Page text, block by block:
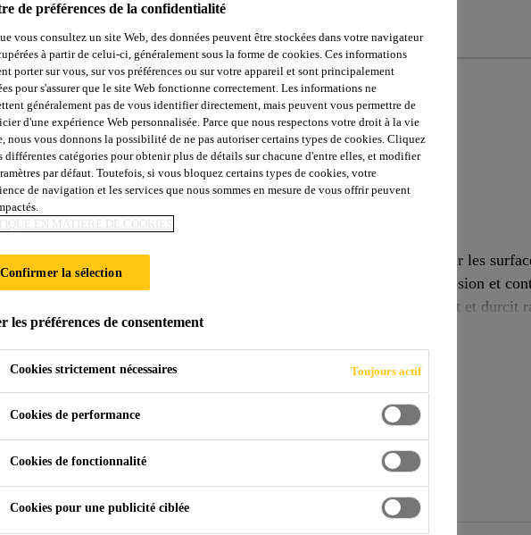
et l'extérieur des véhicules utilitaires
bicomposante, sans solvant, sur une base époxy modifiée, pour les
résistance, ainsi que des propriétés de protection contre la corrosion et
chocs, aux impacts et à l'abrasion
/ R7 R22 / R23 HL3
opération
de préférences de la confidentialité
vous consultez un site Web, des données peuvent être stockées dans votre navigateur
à partir de celui-ci, généralement sous la forme de cookies. Ces informations
porter sur vous, sur vos préférences ou sur votre appareil et sont principalement
pour s'assurer que le site Web fonctionne correctement. Les informations ne
généralement pas de vous identifier directement, mais peuvent vous permettre de
d'une expérience Web personnalisée. Parce que nous respectons votre droit à la vie
nous vous donnons la possibilité de ne pas autoriser certains types de cookies. Cliquez
différentes catégories pour obtenir plus de détails sur chacune d'entre elles, et modifier
par défaut. Toutefois, si vous bloquez certains types de cookies, votre
de navigation et les services que nous sommes en mesure de vous offrir peuvent
EN MATIÈRE DE COOKIES
Confirmer la sélection
les préférences de consentement
Cookies strictement nécessaires Toujours actif
Cookies de performance
Cookies de fonctionnalité
Cookies pour une publicité ciblée